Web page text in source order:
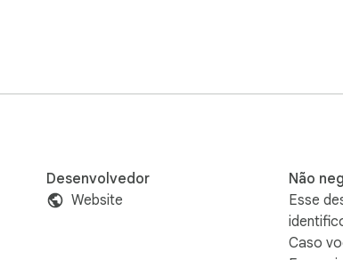
Desenvolvedor
Website
Não
Esse
Caso